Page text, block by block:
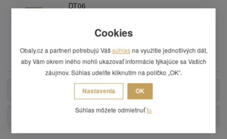
DT06
3 varianty
Cena: 0,97 €
Skladom: áno
Cookies
Obaly.cz a partneri potrebujú Vášsúhlas na využitie jednotlivých dát,
aby Vám okrem iného mohli ukazovať informácie týkajúce sa Vašich
záujmov. Súhlas udelíte kliknutím na políčko „OK“.
Nastavenia OK
Súhlas môžete odmietnuťtu